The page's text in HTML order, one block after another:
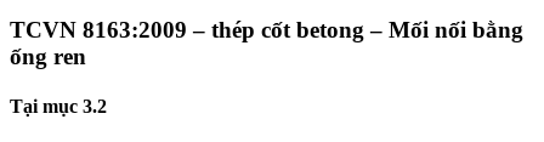
TCVN 8163:2009 – thép cốt betong – Mối nối bằng
ống ren
Tại mục 3.2